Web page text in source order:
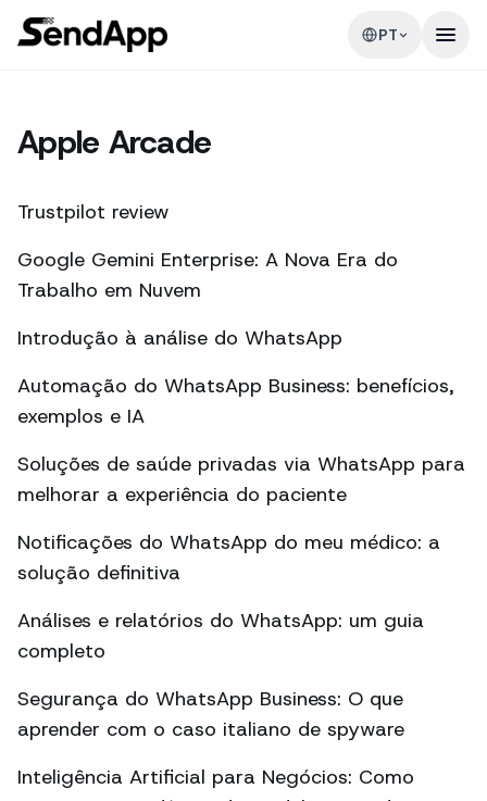
PT
Apple Arcade
Trustpilot review
Google Gemini Enterprise: A Nova Era do
Trabalho em Nuvem
Introdução à análise do WhatsApp
Automação do WhatsApp Business: benefícios,
exemplos e IA
Soluções de saúde privadas via WhatsApp para
melhorar a experiência do paciente
Notificações do WhatsApp do meu médico: a
solução definitiva
Análises e relatórios do WhatsApp: um guia
completo
Segurança do WhatsApp Business: O que
aprender com o caso italiano de spyware
Inteligência Artificial para Negócios: Como